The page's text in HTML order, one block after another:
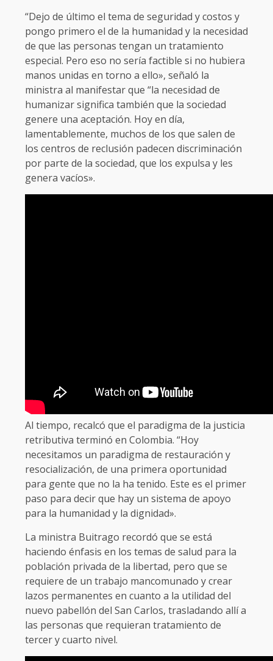
“Dejo de último el tema de seguridad y costos y
pongo primero el de la humanidad y la necesidad
de que las personas tengan un tratamiento
especial. Pero eso no sería factible si no hubiera
manos unidas en torno a ello», señaló la
ministra al manifestar que “la necesidad de
humanizar significa también que la sociedad
genere una aceptación. Hoy en día,
lamentablemente, muchos de los que salen de
los centros de reclusión padecen discriminación
por parte de la sociedad, que los expulsa y les
genera vacíos».
Al tiempo, recalcó que el paradigma de la justicia
retributiva terminó en Colombia. “Hoy
necesitamos un paradigma de restauración y
resocialización, de una primera oportunidad
para gente que no la ha tenido. Este es el primer
paso para decir que hay un sistema de apoyo
para la humanidad y la dignidad».
La ministra Buitrago recordó que se está
haciendo énfasis en los temas de salud para la
población privada de la libertad, pero que se
requiere de un trabajo mancomunado y crear
lazos permanentes en cuanto a la utilidad del
nuevo pabellón del San Carlos, trasladando allí a
las personas que requieran tratamiento de
tercer y cuarto nivel.